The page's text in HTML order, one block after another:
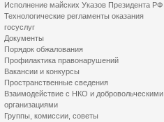
Исполнение майских Указов Президента РФ
Технологические регламенты оказания
госуслуг
Документы
Порядок обжалования
Профилактика правонарушений
Вакансии и конкурсы
Пространственные сведения
Взаимодействие с НКО и добровольческими
организациями
Группы, комиссии, советы